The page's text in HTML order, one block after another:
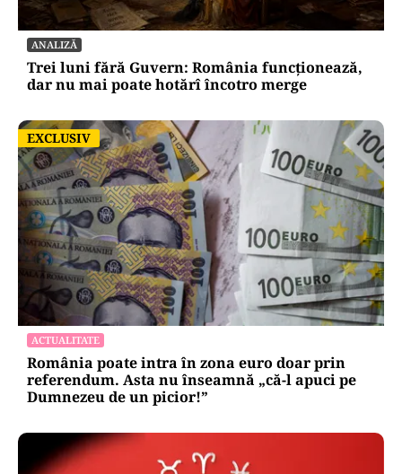
ANALIZĂ
Trei luni fără Guvern: România funcționează,
dar nu mai poate hotărî încotro merge
EXCLUSIV
EXCLUSIV
ACTUALITATE
România poate intra în zona euro doar prin
referendum. Asta nu înseamnă „că-l apuci pe
Dumnezeu de un picior!”